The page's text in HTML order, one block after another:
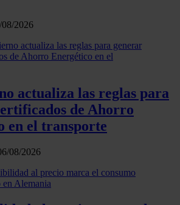
08/2026
actualiza las reglas para
de Ahorro
en el transporte
08/2026